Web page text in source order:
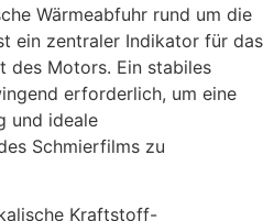
Wärmeabfuhr rund um die
ein zentraler Indikator für das
des Motors. Ein stabiles
erforderlich, um eine
und ideale
Schmierfilms zu
Kraftstoff-